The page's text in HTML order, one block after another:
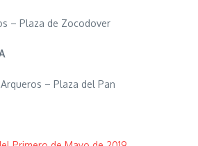
– Plaza de Zocodover
– Plaza del Pan